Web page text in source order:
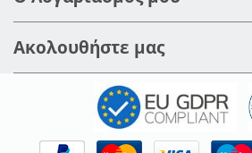
Ακολουθήστε μας